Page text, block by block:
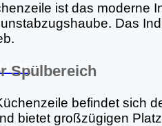
uns
ist das moderne
Das
Spülbereich
befindet sich
bietet großzügigen